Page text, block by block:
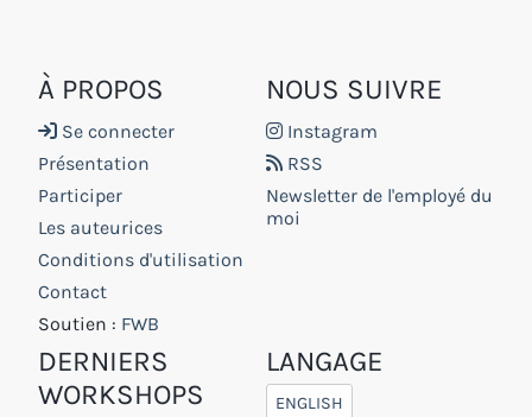
À PROPOS
Se connecter
Présentation
Participer
Les auteurices
Conditions d'utilisation
Contact
Soutien : FWB
NOUS SUIVRE
Instagram
RSS
Newsletter de l'employé du
moi
DERNIERS
WORKSHOPS
LANGAGE
ENGLISH